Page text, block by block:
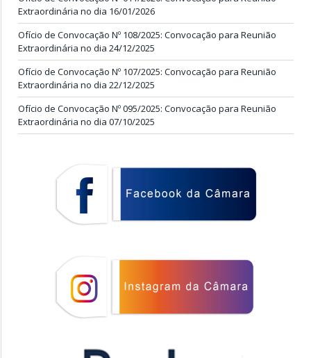
Extraordinária no dia 16/01/2026
Ofício de Convocação Nº 108/2025: Convocação para Reunião
Extraordinária no dia 24/12/2025
Ofício de Convocação Nº 107/2025: Convocação para Reunião
Extraordinária no dia 22/12/2025
Ofício de Convocação Nº 095/2025: Convocação para Reunião
Extraordinária no dia 07/10/2025